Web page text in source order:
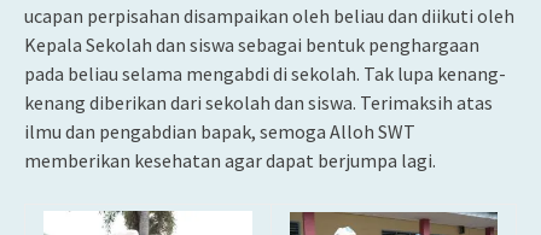
ucapan perpisahan disampaikan oleh beliau dan diikuti oleh
Kepala Sekolah dan siswa sebagai bentuk penghargaan
pada beliau selama mengabdi di sekolah. Tak lupa kenang-
kenang diberikan dari sekolah dan siswa. Terimaksih atas
ilmu dan pengabdian bapak, semoga Alloh SWT
memberikan kesehatan agar dapat berjumpa lagi.